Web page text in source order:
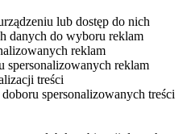
lub dostęp do nich
danych do wyboru reklam
reklam
reklam
treści
spersonalizowanych treści